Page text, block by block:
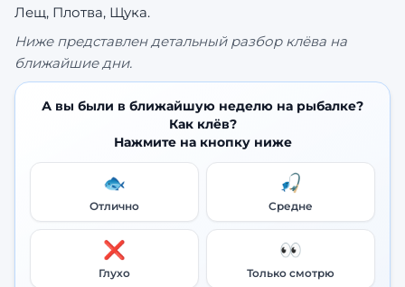
Лещ, Плотва, Щука.
Ниже представлен детальный разбор клёва на
ближайшие дни.
А вы были в ближайшую неделю на рыбалке?
Как клёв?
Нажмите на кнопку ниже
🐟
Отлично
🎣
Средне
❌
Глухо
👀
Только смотрю